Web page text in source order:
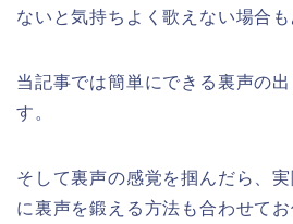
ないと気持ちよく歌えない場合も
当記事では簡単にできる裏声の
す。
そして裏声の感覚を掴んだら、
に裏声を鍛える方法も合わせてお